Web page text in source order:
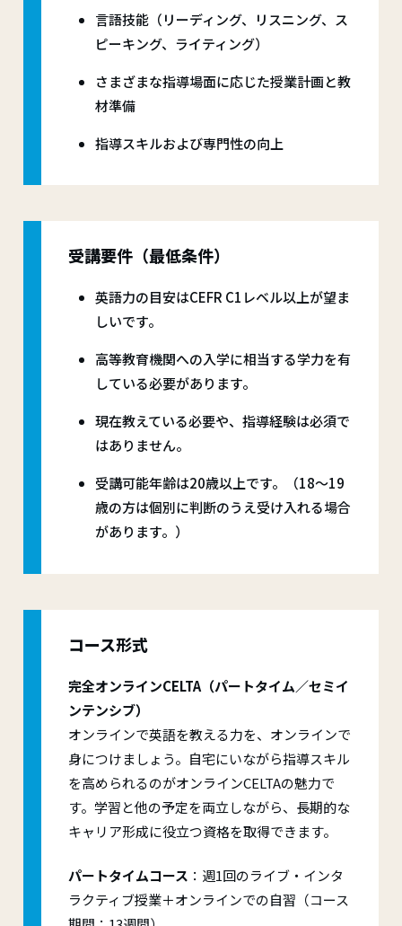
言語技能（リーディング、リスニング、ス
ピーキング、ライティング）
さまざまな指導場面に応じた授業計画と教
材準備
指導スキルおよび専門性の向上
受講要件（最低条件）
英語力の目安はCEFR C1レベル以上が望ま
しいです。
高等教育機関への入学に相当する学力を有
している必要があります。
現在教えている必要や、指導経験は必須で
はありません。
受講可能年齢は20歳以上です。（18～19
歳の方は個別に判断のうえ受け入れる場合
があります。）
コース形式
完全オンラインCELTA（パートタイム／セミイ
ンテンシブ）
オンラインで英語を教える力を、オンラインで
身につけましょう。自宅にいながら指導スキル
を高められるのがオンラインCELTAの魅力で
す。学習と他の予定を両立しながら、長期的な
キャリア形成に役立つ資格を取得できます。
パートタイムコース ：週1回のライブ・インタ
ラクティブ授業＋オンラインでの自習（コース